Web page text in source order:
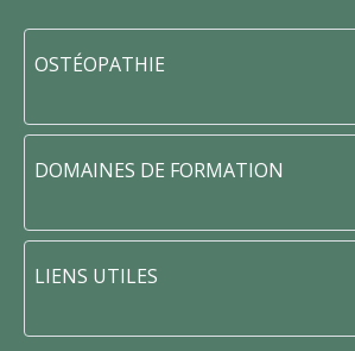
OSTÉOPATHIE
DOMAINES DE FORMATION
LIENS UTILES